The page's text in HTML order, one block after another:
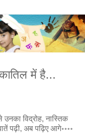
में है...
विद्रोह, नास्तिक
पढ़ी, अब पढ़िए आगे॰॰॰॰